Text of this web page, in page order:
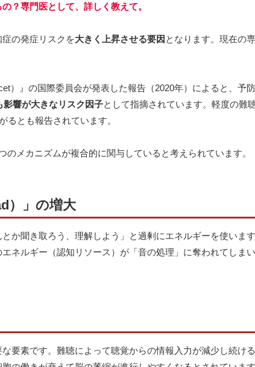
？専門医として、詳しく教えて。
の発症リスクを大きく上昇させる要因 となります。現在の
）』の国際委員会が発表した報告（2020年）によると、予
影響が大きなリスク因子として指摘されています。軽度の難
るとも報告されています。
メカニズムが複合的に関与していると考えられています。
）」の増大
か聞き取ろう、理解しよう」と過剰にエネルギーを使いま
ネルギー（認知リソース）が「音の処理」に奪われてしま
要素です。難聴によって聴覚からの情報入力が減少し続け